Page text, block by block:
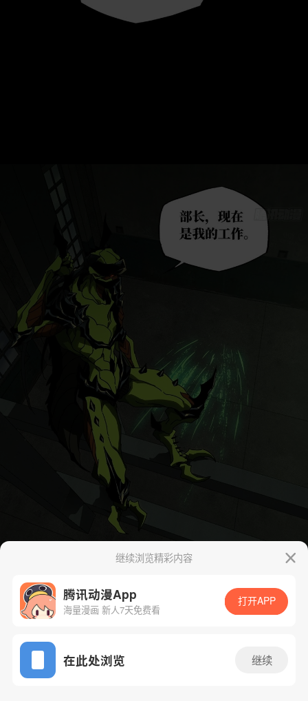
App免费看
继续浏览精彩内容
腾讯动漫App
海量漫画 新人7天免费看
打开APP
在此处浏览 继续